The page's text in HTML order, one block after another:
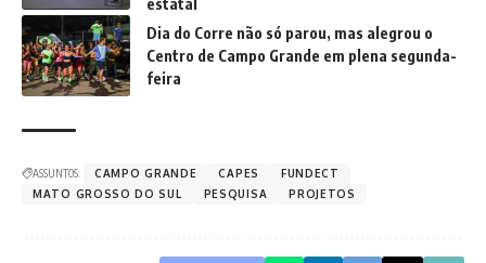
Dia do Corre não só parou, mas alegrou o
Centro de Campo Grande em plena segunda-
feira
ASSUNTOS: CAMPO GRANDE CAPES
FUNDECT
MATO GROSSO DO SUL
PESQUISA PROJETOS